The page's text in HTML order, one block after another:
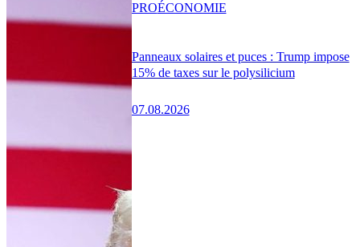
Panneaux solaires et puces : Trump impose
15% de taxes sur le polysilicium
07.08.2026
PROÉCONOMIE